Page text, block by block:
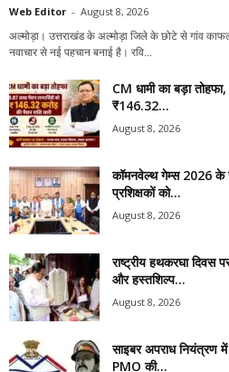
Web Editor - August 8, 2026
अल्मोड़ा। उत्तराखंड के अल्मोड़ा जिले के छोटे से गांव
नवाचार से नई पहचान बनाई है। रवि...
CM धामी का बड़ा
₹146.32...
August 8, 2026
कॉमनवेल्थ गेम्स 2026
प्रशिक्षकों को...
August 8, 2026
राष्ट्रीय हथकरघा दिवस
और हस्तशिल्प...
August 8, 2026
साइबर अपराध नियंत्रण
PMO की...